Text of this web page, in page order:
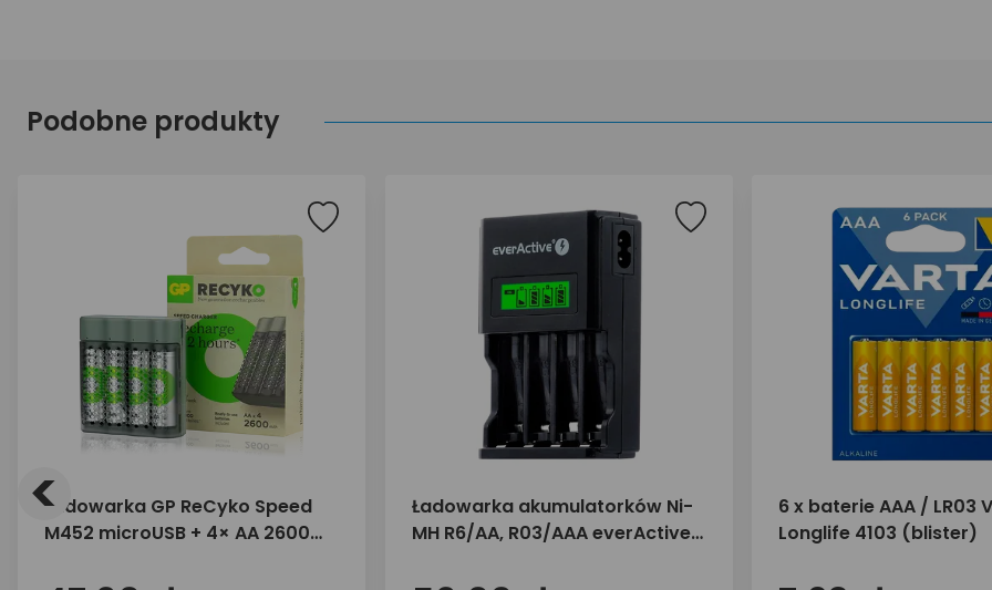
Podobne produkty
Ładowarka GP ReCyko Speed
M452 microUSB + 4× AA 2600
Ładowarka akumulatorków Ni-
MH R6/AA, R03/AAA everActive
6 x baterie AAA / LR03
Longlife 4103 (blister)
<